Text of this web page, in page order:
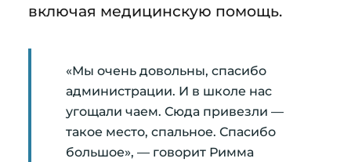
включая медицинскую помощь.
«Мы очень довольны, спасибо
администрации. И в школе нас
угощали чаем. Сюда привезли —
такое место, спальное. Спасибо
большое», — говорит Римма